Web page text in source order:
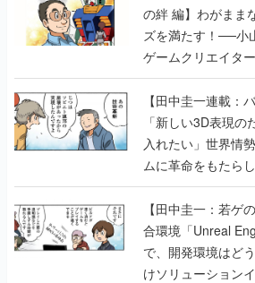
【若ゲのいたり最
【田中圭一連載：
「新しい3D表現の
入れたい」世界情
ムに革命をもたら
のいたり】
【田中圭一：若ゲ
合環境「Unreal
で、開発環境はど
けソリューション
に行って、より理
【田中圭一連載：
編】すべての責任